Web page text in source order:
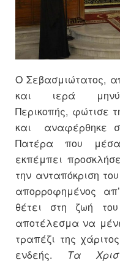
Ο Σεβασμιώτατος,
και ιερά
Περικοπής, φώτισε
και αναφέρθηκε
Πατέρα που μέσα
εκπέμπει
την ανταπόκριση
απορροφημένος
θέτει στη ζωή
αποτέλεσμα να
τραπέζι της
ενδεής. Τα